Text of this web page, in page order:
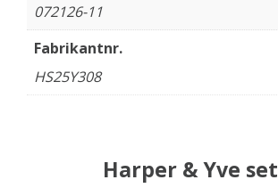
072126-11
Fabrikantnr.
HS25Y308
Harper & Yve set